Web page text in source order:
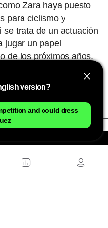
Zara haya puesto
para ciclismo y
se trata de un actuación
jugar un papel
de los próximos años.
van de los 20 hasta los
la colección completa.
version?
and could dress